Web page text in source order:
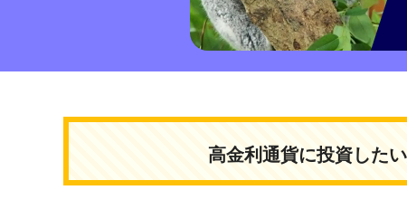
高金利通貨に投資した